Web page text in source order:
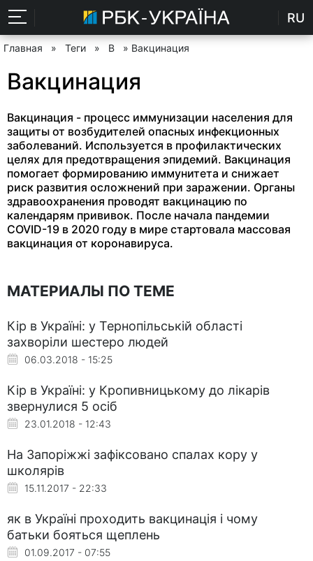
RU
Главная » Теги » В » Вакцинация
Вакцинация
Вакцинация - процесс иммунизации населения для
защиты от возбудителей опасных инфекционных
заболеваний. Используется в профилактических
целях для предотвращения эпидемий. Вакцинация
помогает формированию иммунитета и снижает
риск развития осложнений при заражении. Органы
здравоохранения проводят вакцинацию по
календарям прививок. После начала пандемии
COVID-19 в 2020 году в мире стартовала массовая
вакцинация от коронавируса.
МАТЕРИАЛЫ ПО ТЕМЕ
Кір в Україні: у Тернопільській області
захворіли шестеро людей
06.03.2018 - 15:25
Кір в Україні: у Кропивницькому до лікарів
звернулися 5 осіб
23.01.2018 - 12:43
На Запоріжжі зафіксовано спалах кору у
школярів
15.11.2017 - 22:33
як в Україні проходить вакцинація і чому
батьки бояться щеплень
01.09.2017 - 07:55